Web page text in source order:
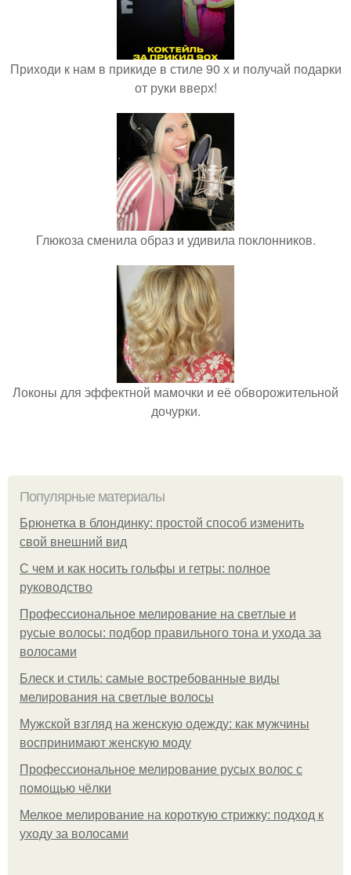
Приходи к нам в прикиде в стиле 90 х и получай подарки
от руки вверх!
Глюкоза сменила образ и удивила поклонников.
Локоны для эффектной мамочки и её обворожительной
дочурки.
Популярные материалы
Брюнетка в блондинку: простой способ изменить
свой внешний вид
С чем и как носить гольфы и гетры: полное
руководство
Профессиональное мелирование на светлые и
русые волосы: подбор правильного тона и ухода за
волосами
Блеск и стиль: самые востребованные виды
мелирования на светлые волосы
Мужской взгляд на женскую одежду: как мужчины
воспринимают женскую моду
Профессиональное мелирование русых волос с
помощью чёлки
Мелкое мелирование на короткую стрижку: подход к
уходу за волосами